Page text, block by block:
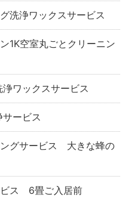
洗浄ワックスサービス
1K空室丸ごとクリーニン
ワックスサービス
ービス
グサービス 大きな蜂の
ビス 6畳ご入居前